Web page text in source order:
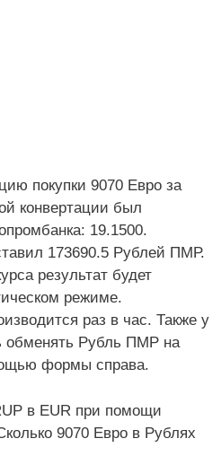
покупки 9070 Евро за
конвертации был
19.1500.
173690.5 Рублей ПМР.
результат будет
режиме.
раз в час. Также у
обменять Рубль ПМР на
формы справа.
в EUR при помощи
9070 Евро в Рублях